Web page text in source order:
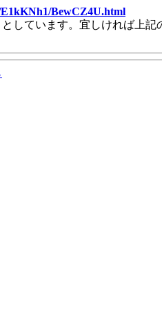
BewCZ4U.html
しています。宜しければ上